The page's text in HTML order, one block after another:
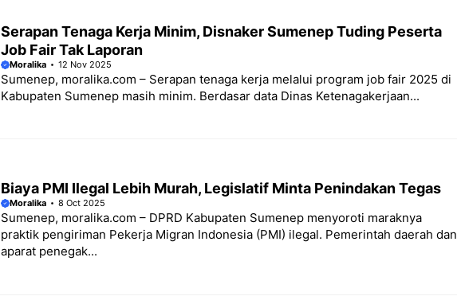
Serapan Tenaga Kerja Minim, Disnaker Sumenep Tuding Peserta
Job Fair Tak Laporan
Moralika 12 Nov 2025
Sumenep, moralika.com – Serapan tenaga kerja melalui program job fair 2025 di
Kabupaten Sumenep masih minim. Berdasar data Dinas Ketenagakerjaan...
Biaya PMI Ilegal Lebih Murah, Legislatif Minta Penindakan Tegas
Moralika 8 Oct 2025
Sumenep, moralika.com – DPRD Kabupaten Sumenep menyoroti maraknya
praktik pengiriman Pekerja Migran Indonesia (PMI) ilegal. Pemerintah daerah dan
aparat penegak...